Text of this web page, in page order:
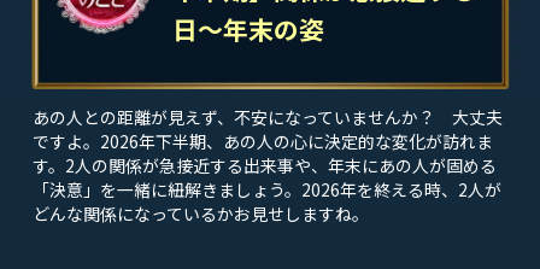
日～年末の姿
あの人との距離が見えず、不安になっていませんか？ 大丈夫
ですよ。2026年下半期、あの人の心に決定的な変化が訪れま
す。2人の関係が急接近する出来事や、年末にあの人が固める
「決意」を一緒に紐解きましょう。2026年を終える時、2人が
どんな関係になっているかお見せしますね。